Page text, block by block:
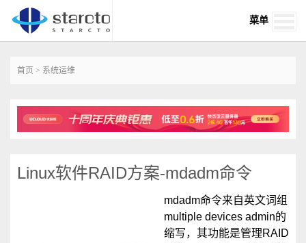
菜单
首页 > 系统运维
Linux软件RAID方案-mdadm命令
mdadm命令来自英文词组
multiple devices admin的
缩写，其功能是管理RAID